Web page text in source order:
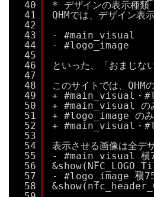
40
41
42
43
44
45
46
47
48
49
50
51
52
53
54
55
56
57
58
* デザインの表示種類
QHMでは、デザイン表
- #main_visual
- #logo_image
といった、「おまじな
このサイトでは、QHM
+ #main_visual・
+ #main_visual の
+ #logo_image のみ
+ #main_visual・
表示させる画像は全デ
- #main_visual 横
- #logo_image 横